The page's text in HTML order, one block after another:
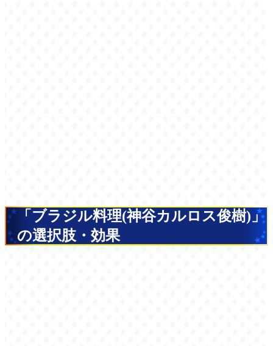
「ブラジル料理(神谷カルロス俊樹)」
の選択肢・効果